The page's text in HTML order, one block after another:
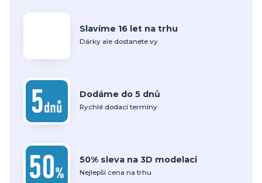
Slavíme 16 let na trhu
Dárky ale dostanete vy
Dodáme do 5 dnů
Rychlé dodací termíny
50% sleva na 3D modelaci
Nejlepší cena na trhu